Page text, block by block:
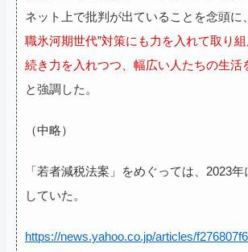
ネット上で批判が出ていることを念頭に、
職氷河期世代”対策にも力を入れて取り
続き力を入れつつ、幅広い人たちの生活
と強調した。
（中略）
「若者減税法案」をめぐっては、2023
していた。
https://news.yahoo.co.jp/articles/